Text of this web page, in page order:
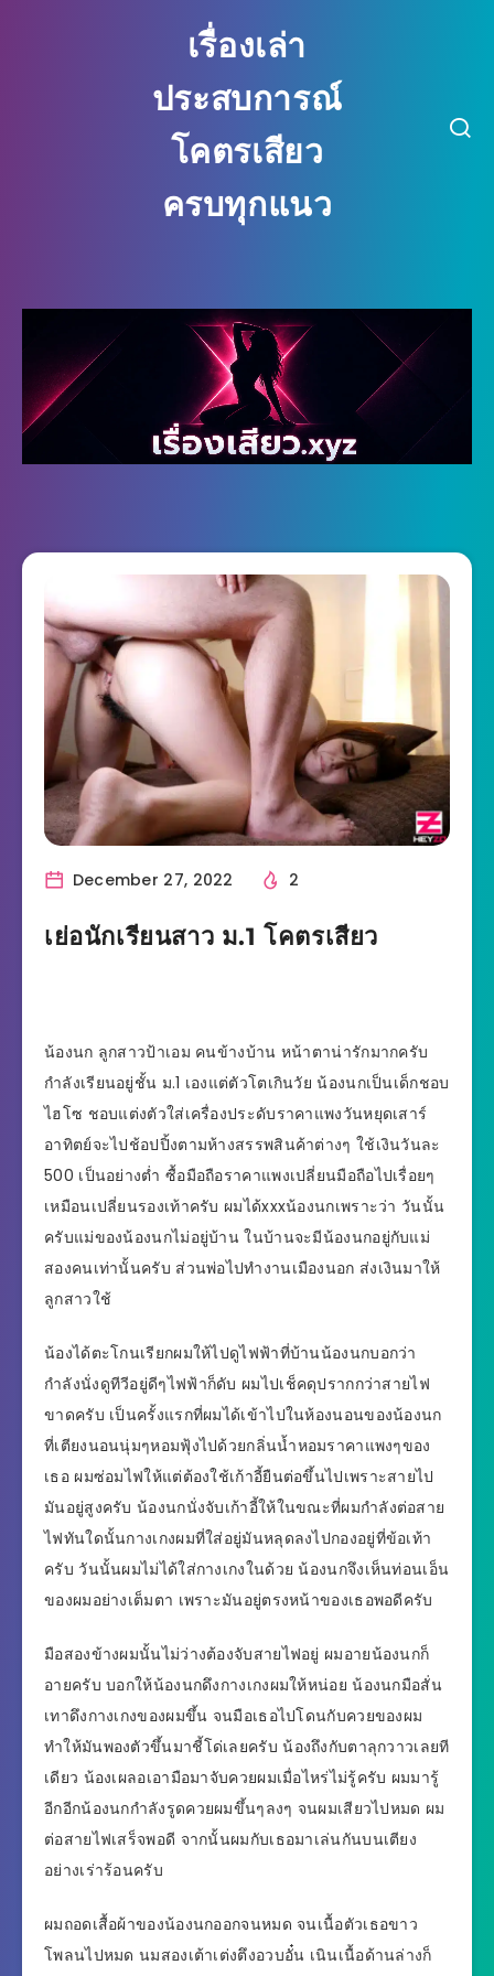
เรื่องเล่า
ประสบการณ์
โคตรเสียว
ครบทุกแนว
December 27, 2022 2
เย่อนักเรียนสาว ม.1 โคตรเสียว
น้องนก ลูกสาวป้าเอม คนข้างบ้าน หน้าตาน่ารักมากครับ
กำลังเรียนอยู่ชั้น ม.1 เองแต่ตัวโตเกินวัย น้องนกเป็นเด็กชอบ
ไฮโซ ชอบแต่งตัวใส่เครื่องประดับราคาแพงวันหยุดเสาร์
อาทิตย์จะไปช้อปปิ้งตามห้างสรรพสินค้าต่างๆ ใช้เงินวันละ
500 เป็นอย่างต่ำ ซื้อมือถือราคาแพงเปลี่ยนมือถือไปเรื่อยๆ
เหมือนเปลี่ยนรองเท้าครับ ผมได้xxxน้องนกเพราะว่า วันนั้น
ครับแม่ของน้องนกไม่อยู่บ้าน ในบ้านจะมีน้องนกอยู่กับแม่
สองคนเท่านั้นครับ ส่วนพ่อไปทำงานเมืองนอก ส่งเงินมาให้
ลูกสาวใช้
น้องได้ตะโกนเรียกผมให้ไปดูไฟฟ้าที่บ้านน้องนกบอกว่า
กำลังนั่งดูทีวีอยู่ดีๆไฟฟ้าก็ดับ ผมไปเช็คดุปรากกว่าสายไฟ
ขาดครับ เป็นครั้งแรกที่ผมได้เข้าไปในห้องนอนของน้องนก
ที่เตียงนอนนุ่มๆหอมฟุ้งไปด้วยกลิ่นน้ำหอมราคาแพงๆของ
เธอ ผมซ่อมไฟให้แต่ต้องใช้เก้าอี้ยืนต่อขึ้นไปเพราะสายไป
มันอยู่สูงครับ น้องนกนั่งจับเก้าอี้ให้ในขณะที่ผมกำลังต่อสาย
ไฟทันใดนั้นกางเกงผมที่ใส่อยู่มันหลุดลงไปกองอยู่ที่ข้อเท้า
ครับ วันนั้นผมไม่ได้ใส่กางเกงในด้วย น้องนกจึงเห็นท่อนเอ็น
ของผมอย่างเต็มตา เพราะมันอยู่ตรงหน้าของเธอพอดีครับ
มือสองข้างผมนั้นไม่ว่างต้องจับสายไฟอยู่ ผมอายน้องนกก็
อายครับ บอกให้น้องนกดึงกางเกงผมให้หน่อย น้องนกมือสั่น
เทาดึงกางเกงของผมขึ้น จนมือเธอไปโดนกับควยของผม
ทำให้มันพองตัวขึ้นมาชี้โด่เลยครับ น้องถึงกับตาลุกวาวเลยที
เดียว น้องเผลอเอามือมาจับควยผมเมื่อไหร่ไม่รู้ครับ ผมมารู้
อีกอีกน้องนกกำลังรูดควยผมขึ้นๆลงๆ จนผมเสียวไปหมด ผม
ต่อสายไฟเสร็จพอดี จากนั้นผมกับเธอมาเล่นกันบนเตียง
อย่างเร่าร้อนครับ
ผมถอดเสื้อผ้าของน้องนกออกจนหมด จนเนื้อตัวเธอขาว
โพลนไปหมด นมสองเต้าเต่งตึงอวบอั๋น เนินเนื้อด้านล่างก็